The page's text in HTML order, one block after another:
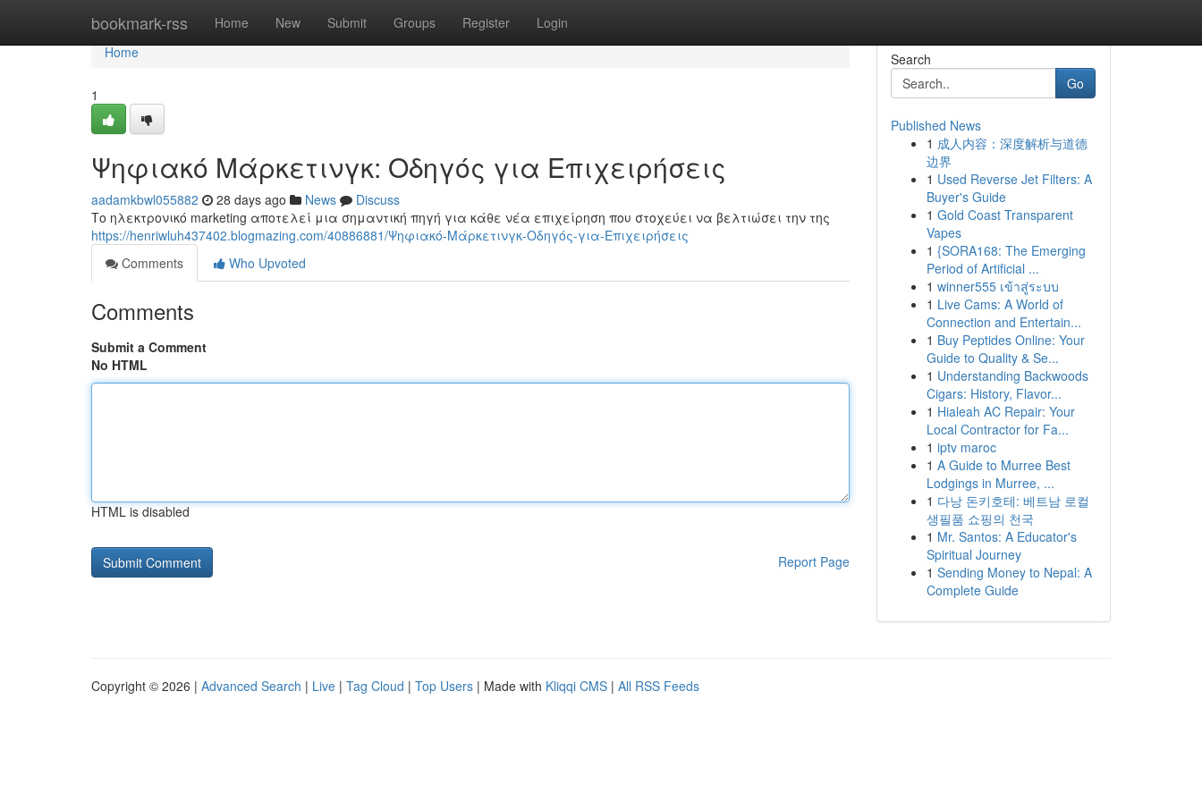
bookmark-rss Home New Submit Groups Register Login
Home
Home
1
Ψηφιακό Μάρκετινγκ: Οδηγός για Επιχειρήσεις
aadamkbwl055882 28 days ago News
Discuss
Το ηλεκτρονικό marketing αποτελεί μια σημαντική πηγή για κάθε νέα επιχείρηση που στοχεύει να βελτιώσει την της
https://henriwluh437402.blogmazing.com/40886881/Ψηφιακό-Μάρκετινγκ-Οδηγός-για-Επιχειρήσεις
Comments
Who Upvoted
Comments
Submit a Comment
No HTML
HTML is disabled
Report Page
Search
Go
Published News
1 成人内容：深度解析与道德
边界
1 Used Reverse Jet Filters: A
Buyer's Guide
1 Gold Coast Transparent
Vapes
1 {SORA168: The Emerging
Period of Artificial ...
1 winner555 เข้าสู่ระบบ
1 Live Cams: A World of
Connection and Entertain...
1 Buy Peptides Online: Your
Guide to Quality & Se...
1 Understanding Backwoods
Cigars: History, Flavor...
1 Hialeah AC Repair: Your
Local Contractor for Fa...
1 iptv maroc
1 A Guide to Murree Best
Lodgings in Murree, ...
1 다낭 돈키호테: 베트남 로컬
생필품 쇼핑의 천국
1 Mr. Santos: A Educator's
Spiritual Journey
1 Sending Money to Nepal: A
Complete Guide
Copyright © 2026 | Advanced Search | Live | Tag Cloud | Top Users | Made with Kliqqi CMS | All RSS Feeds